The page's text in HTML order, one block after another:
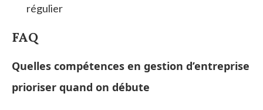
régulier
FAQ
Quelles compétences en gestion d’entreprise
prioriser quand on débute